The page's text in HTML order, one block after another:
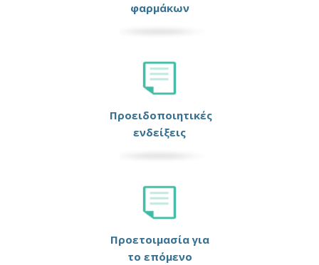
φαρμάκων
Προειδοποιητικές
ενδείξεις
Προετοιμασία για
το επόμενο